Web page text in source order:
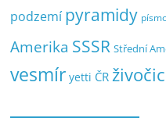
podzemí pyramidy
Amerika SSSR Střední
vesmír yetti ČR